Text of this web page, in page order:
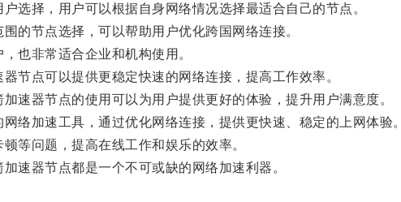
择，用户可以根据自身网络情况选择最适合自己的节点。
节点选择，可以帮助用户优化跨国网络连接。
非常适合企业和机构使用。
点可以提供更稳定快速的网络连接，提高工作效率。
器节点的使用可以为用户提供更好的体验，提升用户满意度。
加速工具，通过优化网络连接，提供更快速、稳定的上网体验。
问题，提高在线工作和娱乐的效率。
器节点都是一个不可或缺的网络加速利器。